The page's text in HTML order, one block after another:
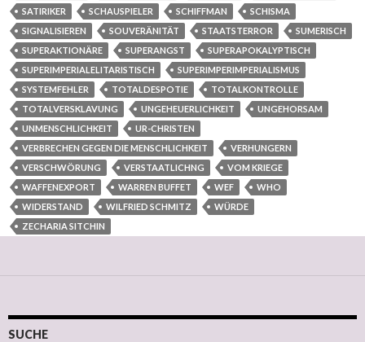
SATIRIKER
SCHAUSPIELER SCHIFFMAN
SCHISMA
SIGNALISIEREN
SOUVERÄNITÄT STAATSTERROR
SUMERISCH
SUPERAKTIONÄRE
SUPERANGST
SUPERAPOKALYPTISCH
SUPERIMPERIALELITARISTISCH
SUPERIMPERIMPERIALISMUS
SYSTEMFEHLER
TOTALDESPOTIE
TOTALKONTROLLE
TOTALVERSKLAVUNG
UNGEHEUERLICHKEIT
UNGEHORSAM
UNMENSCHLICHKEIT
UR-CHRISTEN
VERBRECHEN GEGEN DIE MENSCHLICHKEIT
VERHUNGERN
VERSCHWÖRUNG
VERSTAATLICHNG
VOM KRIEGE
WAFFENEXPORT
WARREN BUFFET WEF
WHO
WIDERSTAND
WILFRIED SCHMITZ
WÜRDE
ZECHARIA SITCHIN
SUCHE